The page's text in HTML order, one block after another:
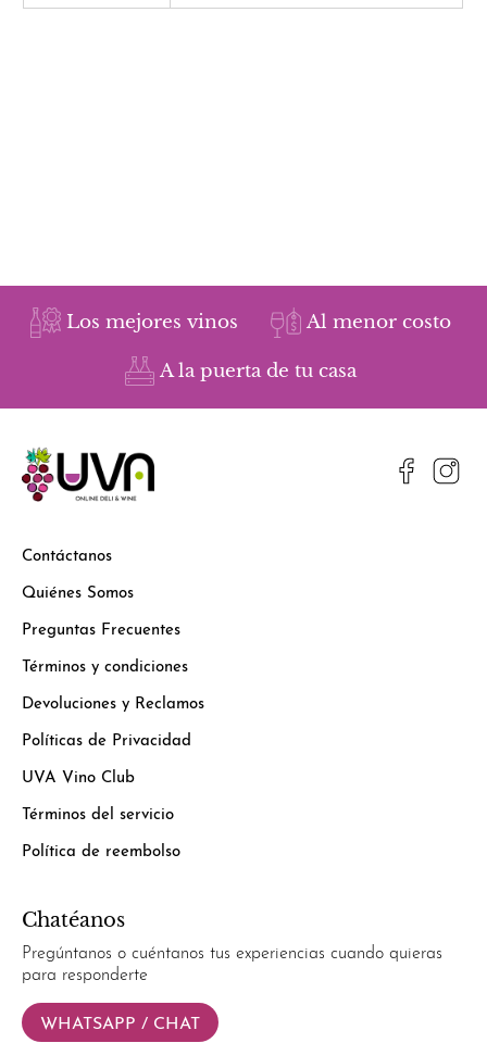
Los mejores vinos Al menor costo
A la puerta de tu casa
Contáctanos
Quiénes Somos
Preguntas Frecuentes
Términos y condiciones
Devoluciones y Reclamos
Políticas de Privacidad
UVA Vino Club
Términos del servicio
Política de reembolso
Chatéanos
Pregúntanos o cuéntanos tus experiencias cuando quieras
para responderte
WHATSAPP / CHAT